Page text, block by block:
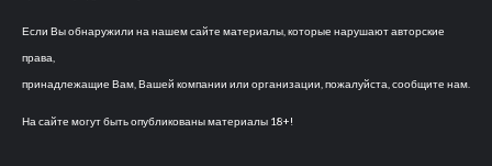
Если Вы обнаружили на нашем сайте материалы, которые нарушают авторские
права,
принадлежащие Вам, Вашей компании или организации, пожалуйста, сообщите нам.
На сайте могут быть опубликованы материалы 18+!